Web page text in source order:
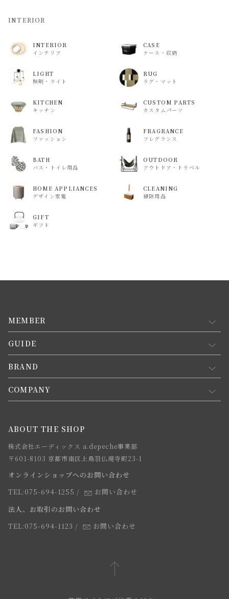
INTERIOR
INTERIOR
インテリア
CASE
ケース・収納
LIGHT
照明・ライト
RUG
ラグ・マット
KITCHEN
キッチン
CUSTOM PARTS
カスタムパーツ
FASHION
ファッション
FRAGRANCE
フレグランス
BATH
バス・トイレ用品
OUTDOOR
アウトドア・トラベル
HOME APPLIANCES
デザイン家電
CLEANING
掃除用品
GIFT
ギフト
MEMBER
マイページ
新規会員登録
会員規約について
GUIDE
お買い物ガイド
会員登録について
お支払方法について
お届けについて
よくあるご質問
BRAND
コンセプト
webカタログ
COMPANY
求人情報
法人のお客様
スタッフ
ABOUT THE SHOP
株式会社エーディックス a.depeche事業部
〒601-8103 京都市南区上鳥羽仏現寺町23-1
オンラインショップへのお問い合わせ
TEL:075-694-1255 /
お問い合わせ
法人、お取引のお問い合わせ
TEL:075-694-1123 / お問い合わせ